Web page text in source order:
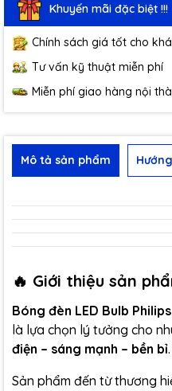
Khuyến mãi đặc biệt !!!
Chính sách giá tốt cho
Tư vấn kỹ thuật miễn phí
Miễn phí giao hàng nội
Mô tả sản phẩm
🔥 Giới thiệu sản
Bóng đèn LED Bulb
là lựa chọn lý tưởng cho
điện – sáng mạnh – bền bỉ.
Sản phẩm đến từ thương